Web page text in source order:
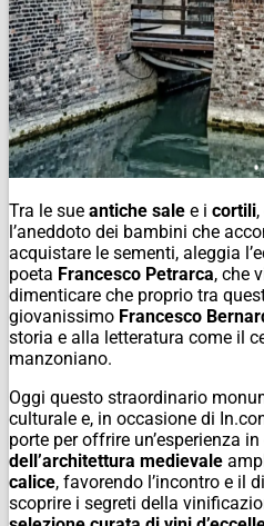
Tra le sue antiche sale e i cortili
l’aneddoto dei bambini che
acquistare le sementi, aleggia
poeta Francesco Petrarca, che
dimenticare che proprio tra
giovanissimo Francesco
storia e alla letteratura come il
manzoniano.
Oggi questo straordinario
culturale e, in occasione di
porte per offrire un’esperienza
dell’architettura medievale
calice, favorendo l’incontro e il
scoprire i segreti della